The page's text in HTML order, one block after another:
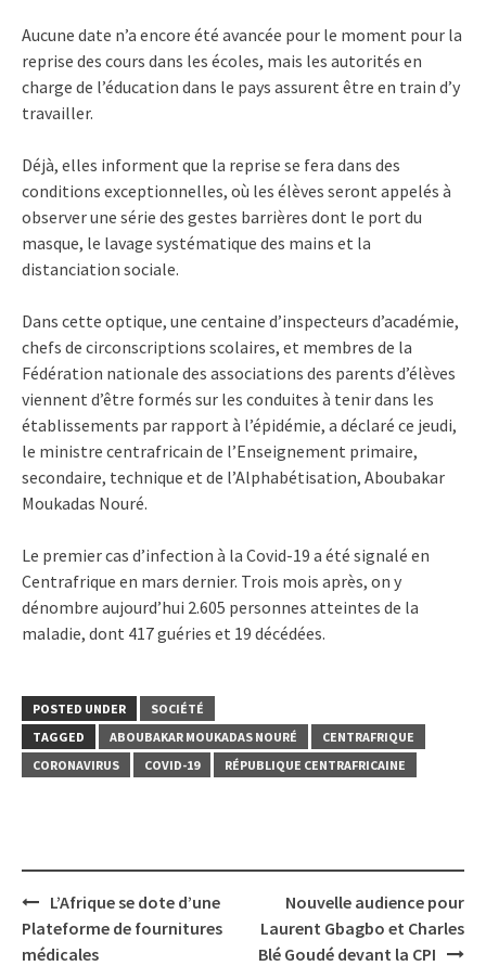
Aucune date n’a encore été avancée pour le moment pour la
reprise des cours dans les écoles, mais les autorités en
charge de l’éducation dans le pays assurent être en train d’y
travailler.
Déjà, elles informent que la reprise se fera dans des
conditions exceptionnelles, où les élèves seront appelés à
observer une série des gestes barrières dont le port du
masque, le lavage systématique des mains et la
distanciation sociale.
Dans cette optique, une centaine d’inspecteurs d’académie,
chefs de circonscriptions scolaires, et membres de la
Fédération nationale des associations des parents d’élèves
viennent d’être formés sur les conduites à tenir dans les
établissements par rapport à l’épidémie, a déclaré ce jeudi,
le ministre centrafricain de l’Enseignement primaire,
secondaire, technique et de l’Alphabétisation, Aboubakar
Moukadas Nouré.
Le premier cas d’infection à la Covid-19 a été signalé en
Centrafrique en mars dernier. Trois mois après, on y
dénombre aujourd’hui 2.605 personnes atteintes de la
maladie, dont 417 guéries et 19 décédées.
POSTED UNDER
SOCIÉTÉ
TAGGED
ABOUBAKAR MOUKADAS NOURÉ
CENTRAFRIQUE
CORONAVIRUS
COVID-19 RÉPUBLIQUE CENTRAFRICAINE
Post
navigation
L’Afrique se dote d’une
Plateforme de fournitures
médicales
Nouvelle audience pour
Laurent Gbagbo et Charles
Blé Goudé devant la CPI